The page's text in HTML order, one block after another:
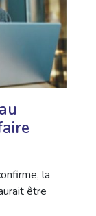
la
être